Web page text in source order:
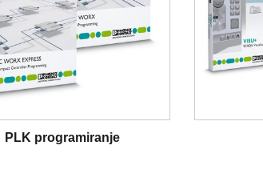
PLK programiranje